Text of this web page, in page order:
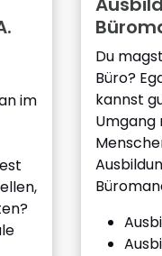
im
Du
Büro?
kannst
Umgang